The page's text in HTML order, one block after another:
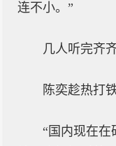
连不小。”
几人听完齐
陈奕趁热打铁
“国内现在